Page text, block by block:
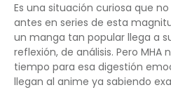
Es una situación curiosa que
antes en series de esta
un manga tan popular llega a
reflexión, de análisis. Pero
tiempo para esa digestión
llegan al anime ya sabiendo